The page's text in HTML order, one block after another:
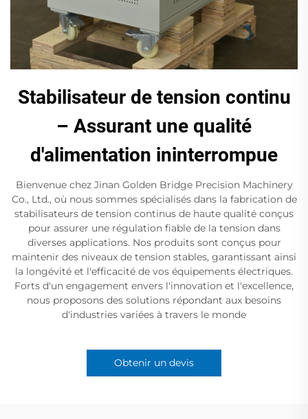
Stabilisateur de tension continu
– Assurant une qualité
d'alimentation ininterrompue
Bienvenue chez Jinan Golden Bridge Precision Machinery
Co., Ltd., où nous sommes spécialisés dans la fabrication de
stabilisateurs de tension continus de haute qualité conçus
pour assurer une régulation fiable de la tension dans
diverses applications. Nos produits sont conçus pour
maintenir des niveaux de tension stables, garantissant ainsi
la longévité et l'efficacité de vos équipements électriques.
Forts d'un engagement envers l'innovation et l'excellence,
nous proposons des solutions répondant aux besoins
d'industries variées à travers le monde
Obtenir un devis